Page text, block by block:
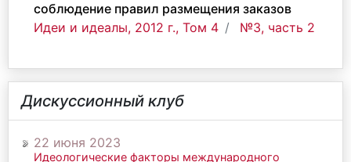
соблюдение правил размещения заказов
Идеи и идеалы, 2012 г., Том 4
№3, часть 2
Дискуссионный клуб
22 июня 2023
Идеологические факторы международного